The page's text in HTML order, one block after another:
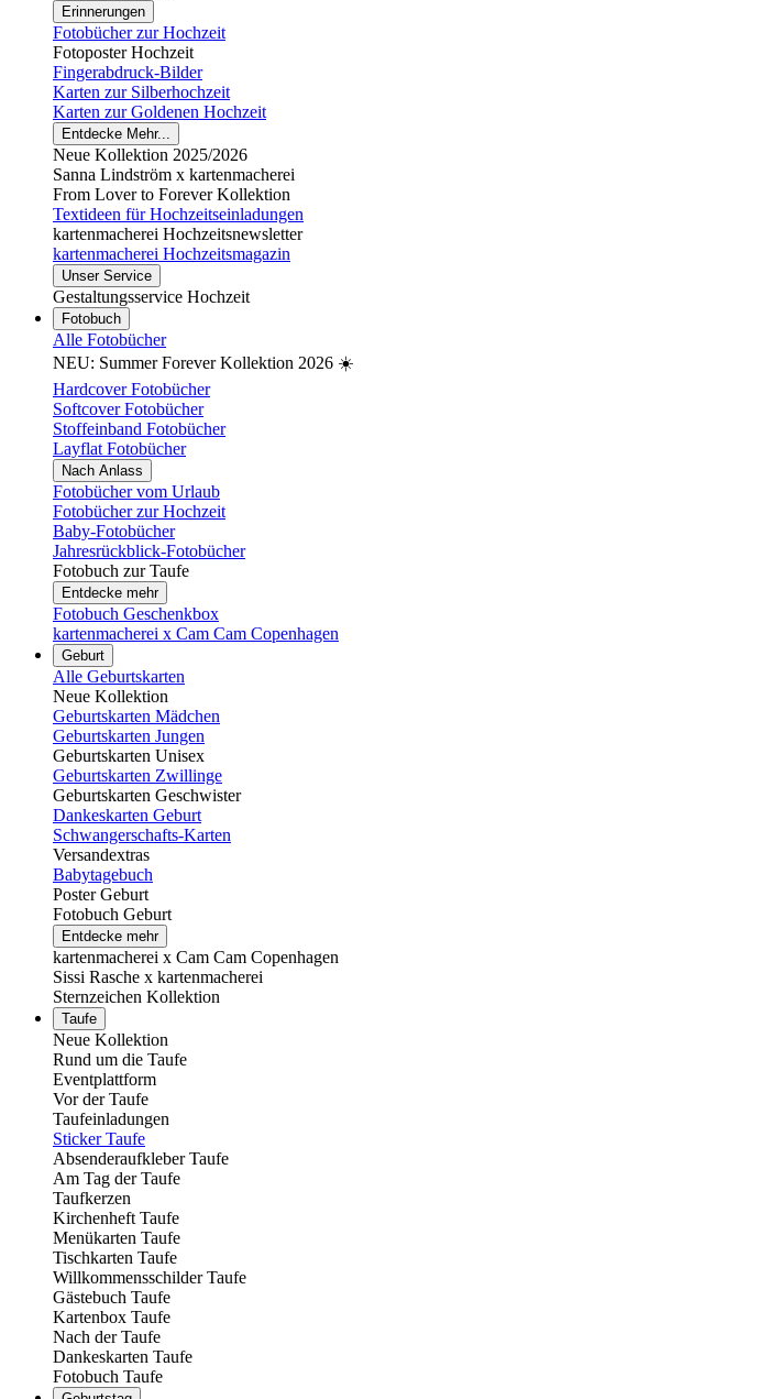
Erinnerungen
Fotobücher zur Hochzeit
Fotoposter Hochzeit
Fingerabdruck-Bilder
Karten zur Silberhochzeit
Karten zur Goldenen Hochzeit
Entdecke Mehr...
Neue Kollektion 2025/2026
Sanna Lindström x kartenmacherei
From Lover to Forever Kollektion
Textideen für Hochzeitseinladungen
kartenmacherei Hochzeitsnewsletter
kartenmacherei Hochzeitsmagazin
Unser Service
Gestaltungsservice Hochzeit
Fotobuch
Alle Fotobücher
NEU: Summer Forever Kollektion 2026 ☀️
Hardcover Fotobücher
Softcover Fotobücher
Stoffeinband Fotobücher
Layflat Fotobücher
Nach Anlass
Fotobücher vom Urlaub
Fotobücher zur Hochzeit
Baby-Fotobücher
Jahresrückblick-Fotobücher
Fotobuch zur Taufe
Entdecke mehr
Fotobuch Geschenkbox
kartenmacherei x Cam Cam Copenhagen
Geburt
Alle Geburtskarten
Neue Kollektion
Geburtskarten Mädchen
Geburtskarten Jungen
Geburtskarten Unisex
Geburtskarten Zwillinge
Geburtskarten Geschwister
Dankeskarten Geburt
Schwangerschafts-Karten
Versandextras
Babytagebuch
Poster Geburt
Fotobuch Geburt
Entdecke mehr
kartenmacherei x Cam Cam Copenhagen
Sissi Rasche x kartenmacherei
Sternzeichen Kollektion
Taufe
Neue Kollektion
Rund um die Taufe
Eventplattform
Vor der Taufe
Taufeinladungen
Sticker Taufe
Absenderaufkleber Taufe
Am Tag der Taufe
Taufkerzen
Kirchenheft Taufe
Menükarten Taufe
Tischkarten Taufe
Willkommensschilder Taufe
Gästebuch Taufe
Kartenbox Taufe
Nach der Taufe
Dankeskarten Taufe
Fotobuch Taufe